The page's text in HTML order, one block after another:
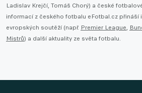
Ladislav Krejčí, Tomáš Chorý) a české
informací z českého fotbalu eFotbal.cz přináší
evropských soutěží (např. Premier League,
Mistrů) a další aktuality ze světa fotbalu.